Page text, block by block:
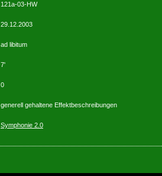
121a-03-HW
29.12.2003
ad libitum
7'
0
generell gehaltene Effektbeschreibungen
Symphonie 2.0